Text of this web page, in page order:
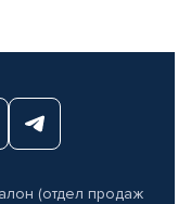
(отдел продаж